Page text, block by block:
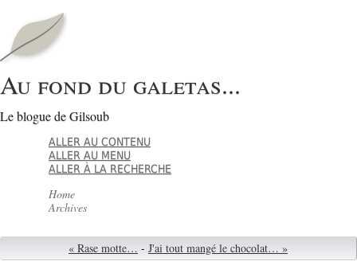
Au fond du galetas...
Le blogue de Gilsoub
ALLER AU CONTENU
ALLER AU MENU
ALLER À LA RECHERCHE
Home
Archives
« Rase motte… - J'ai tout mangé le chocolat… »